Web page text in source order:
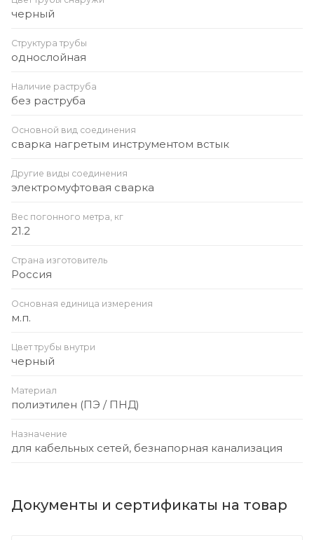
черный
Структура трубы
однослойная
Наличие раструба
без раструба
Основной вид соединения
сварка нагретым инструментом встык
Другие виды соединения
электромуфтовая сварка
Вес погонного метра, кг
21.2
Страна изготовитель
Россия
Основная единица измерения
м.п.
Цвет трубы внутри
черный
Материал
полиэтилен (ПЭ / ПНД)
Назначение
для кабельных сетей, безнапорная канализация
Документы и сертификаты на товар